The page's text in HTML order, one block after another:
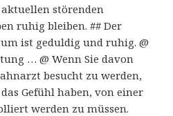
störenden
ruhig bleiben. ## Der
ist geduldig und ruhig. @
… @ Wenn Sie davon
besucht zu werden,
Gefühl haben, von einer
werden zu müssen.